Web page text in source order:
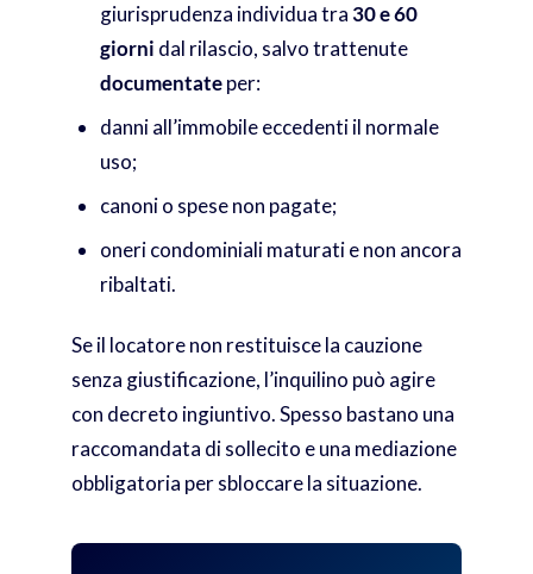
giurisprudenza individua tra 30 e 60
giorni dal rilascio, salvo trattenute
documentateper:
danni all’immobile eccedenti il normale
uso;
canoni o spese non pagate;
oneri condominiali maturati e non ancora
ribaltati.
Se il locatore non restituisce la cauzione
senza giustificazione, l’inquilino può agire
con decreto ingiuntivo. Spesso bastano una
raccomandata di sollecito e una mediazione
obbligatoria per sbloccare la situazione.